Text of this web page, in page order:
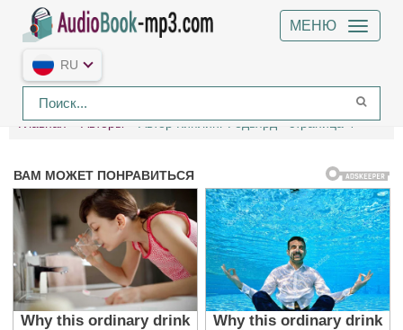
МЕНЮ
RU
Главная Авторы Автор Киплинг Редьярд - страница 4